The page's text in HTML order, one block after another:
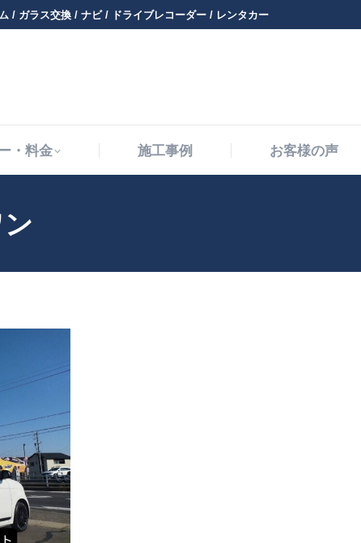
/ ガラス交換 / ナビ / ドライブレコーダー / レンタカー
・料金 施工事例 お客様の声